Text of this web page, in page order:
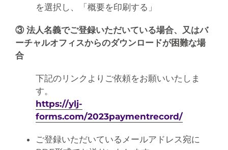
を選択し、「概要を印刷する」
③ 法人名義でご登録いただいている場合、又はバ
ーチャルオフィスからのダウンロードが困難な場
合
下記のリンクよりご依頼をお願いいたしま
す。
https://ylj-
forms.com/2023paymentrecord/
ご登録いただいているメールアドレス宛に